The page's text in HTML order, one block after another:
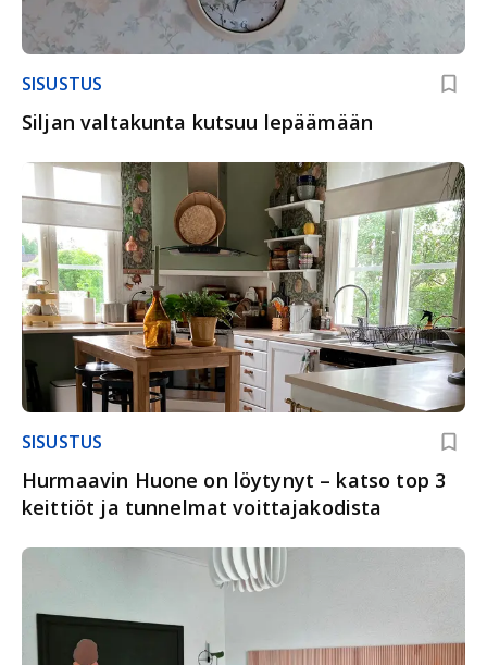
SISUSTUS
Siljan valtakunta kutsuu lepäämään
SISUSTUS
Hurmaavin Huone on löytynyt – katso top 3
keittiöt ja tunnelmat voittajakodista